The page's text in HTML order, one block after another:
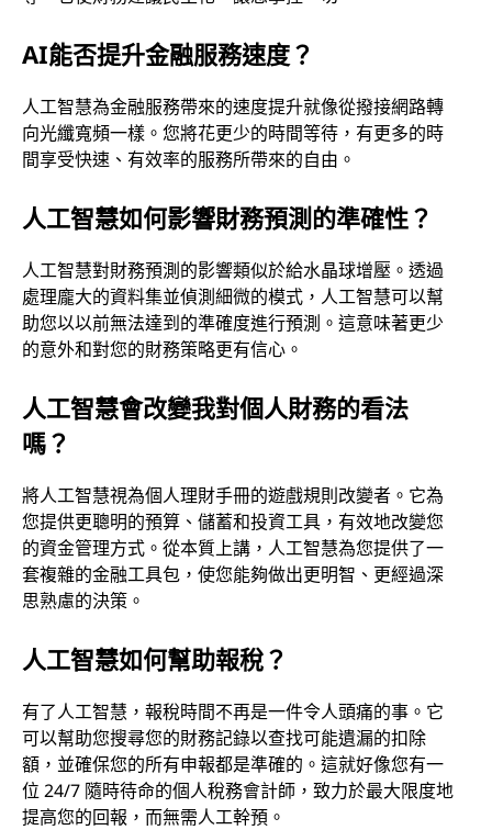
AI能否提升金融服務速度？
人工智慧為金融服務帶來的速度提升就像從撥接網路轉
向光纖寬頻一樣。您將花更少的時間等待，有更多的時
間享受快速、有效率的服務所帶來的自由。
人工智慧如何影響財務預測的準確性？
人工智慧對財務預測的影響類似於給水晶球增壓。透過
處理龐大的資料集並偵測細微的模式，人工智慧可以幫
助您以以前無法達到的準確度進行預測。這意味著更少
的意外和對您的財務策略更有信心。
人工智慧會改變我對個人財務的看法
嗎？
將人工智慧視為個人理財手冊的遊戲規則改變者。它為
您提供更聰明的預算、儲蓄和投資工具，有效地改變您
的資金管理方式。從本質上講，人工智慧為您提供了一
套複雜的金融工具包，使您能夠做出更明智、更經過深
思熟慮的決策。
人工智慧如何幫助報稅？
有了人工智慧，報稅時間不再是一件令人頭痛的事。它
可以幫助您搜尋您的財務記錄以查找可能遺漏的扣除
額，並確保您的所有申報都是準確的。這就好像您有一
位 24/7 隨時待命的個人稅務會計師，致力於最大限度地
提高您的回報，而無需人工幹預。